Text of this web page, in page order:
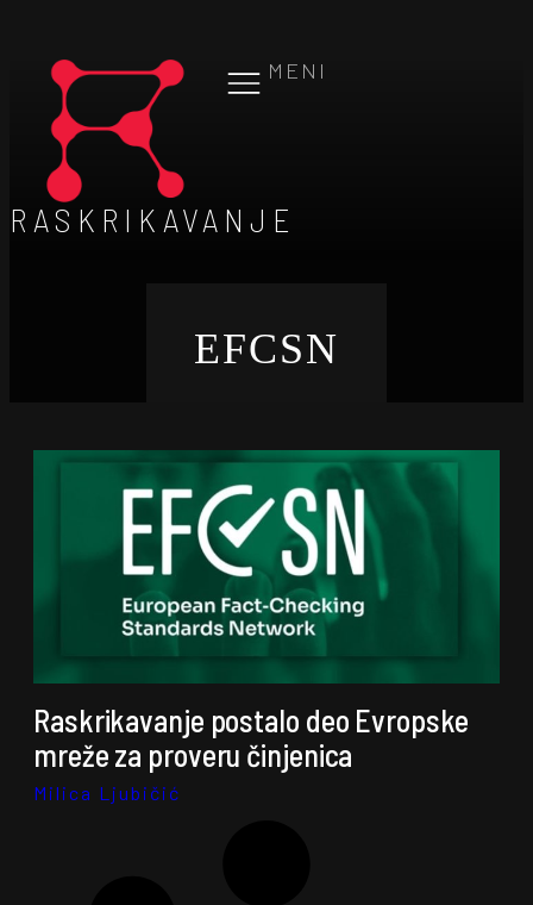
MENI
RASKRIKAVANJE
EFCSN
Raskrikavanje postalo deo Evropske
mreže za proveru činjenica
Milica Ljubičić